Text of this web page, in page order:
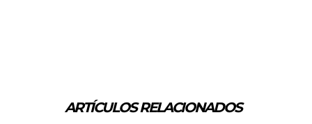
ARTÍCULOS RELACIONADOS